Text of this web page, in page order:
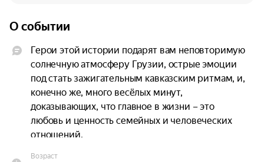
О событии
Герои этой истории подарят вам неповторимую
солнечную атмосферу Грузии, острые эмоции
под стать зажигательным кавказским ритмам, и,
конечно же, много весёлых минут,
доказывающих, что главное в жизни – это
любовь и ценность семейных и человеческих
отношений.
Возраст